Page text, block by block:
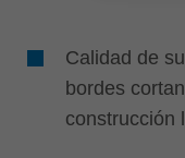
Calidad de
bordes
construcción